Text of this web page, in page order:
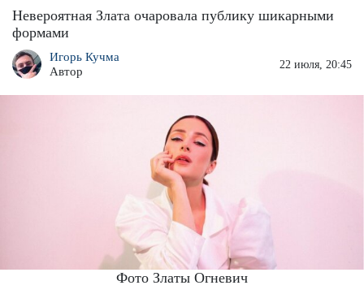
Невероятная Злата очаровала публику шикарными
формами
Игорь Кучма
Автор
22 июля, 20:45
Фото Златы Огневич